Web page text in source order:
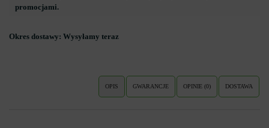
promocjami.
Okres dostawy: Wysyłamy teraz
OPIS GWARANCJE OPINIE (0) DOSTAWA